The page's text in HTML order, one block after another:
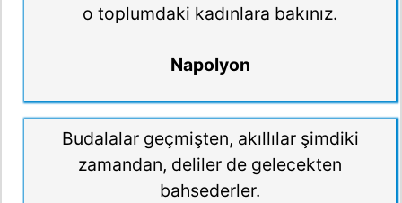
o toplumdaki kadınlara bakınız.
Napolyon
Budalalar geçmişten, akıllılar şimdiki
zamandan, deliler de gelecekten
bahsederler.